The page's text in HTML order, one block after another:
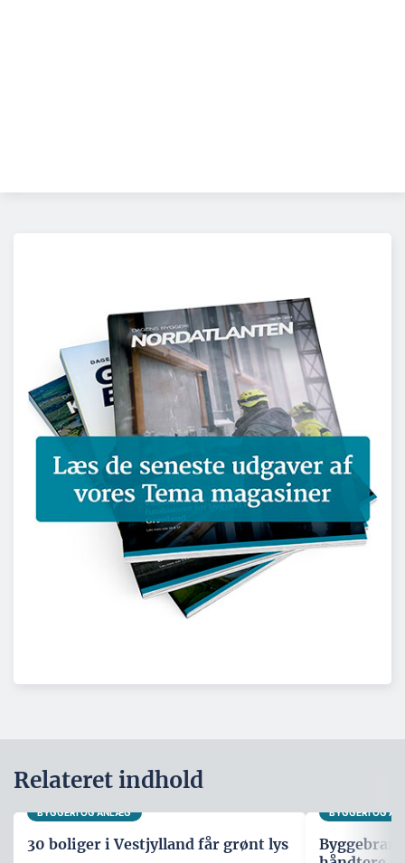
Relateret indhold
BYGGERI OG ANLÆG
30 boliger i Vestjylland får grønt lys
BYGGERI OG